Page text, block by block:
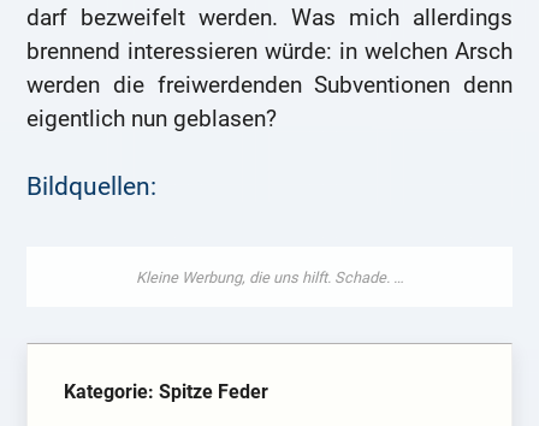
darf bezweifelt werden. Was mich allerdings
brennend interessieren würde: in welchen Arsch
werden die freiwerdenden Subventionen denn
eigentlich nun geblasen?
Bildquellen:
Kategorie: Spitze Feder